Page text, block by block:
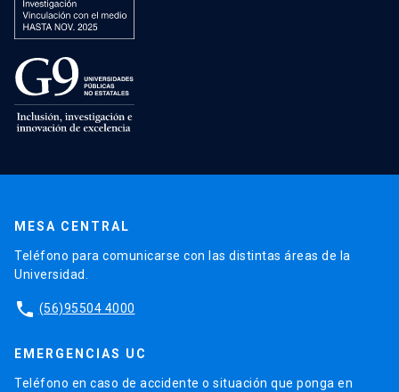
MESA CENTRAL
Teléfono para comunicarse con las distintas áreas de la
Universidad.
phone (56)95504 4000
EMERGENCIAS UC
Teléfono en caso de accidente o situación que ponga en